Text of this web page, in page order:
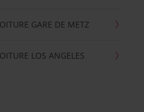
GARE DE METZ
LOS ANGELES